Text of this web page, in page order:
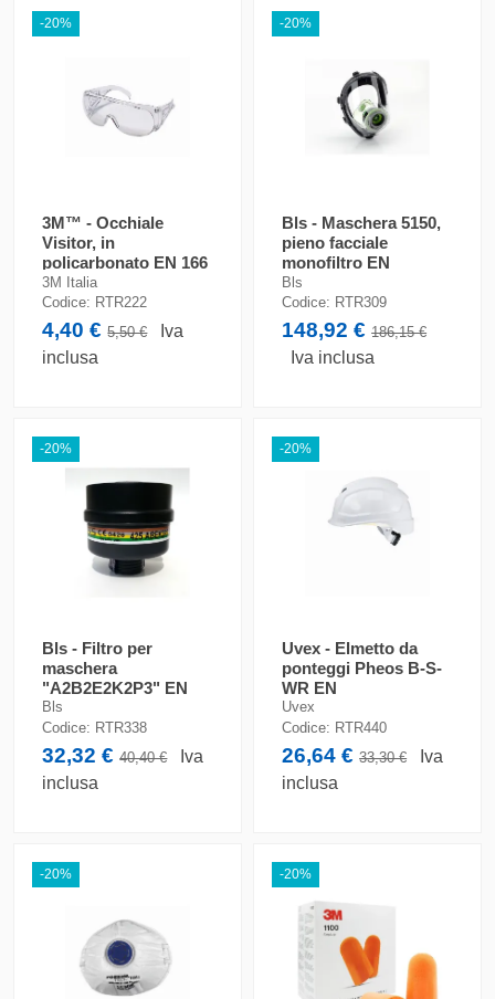
-20%
3M™ - Occhiale
Visitor, in
policarbonato EN 166
/ EN 170
3M Italia
Codice: RTR222
4,40 €5,50 €
Iva
inclusa
-20%
Bls - Maschera 5150,
pieno facciale
monofiltro EN
136:1998
Bls
Codice: RTR309
148,92 €186,15 €
Iva inclusa
-20%
Bls - Filtro per
maschera
"A2B2E2K2P3" EN
148 / EN 14387
Bls
Codice: RTR338
32,32 €40,40 €
Iva
inclusa
-20%
Uvex - Elmetto da
ponteggi Pheos B-S-
WR EN
397:2012+A1:2012
Uvex
Codice: RTR440
26,64 €33,30 €
Iva
inclusa
-20% -20%